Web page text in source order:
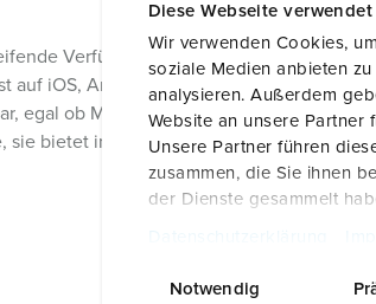
Diese Webseite
Wir verwenden Cookies,
soziale Medien anbieten
analysieren. Außerdem
Website an unsere Partner
Unsere Partner führen
zusammen, die Sie ihnen
der Dienste gesammelt
Notwendig
Verfügbarkeit: Die AMTRON®
auf iOS, Android und Windows-
egal ob Mobiltelefonen, Tablets oder
sie bietet immer maximale Flexibilität